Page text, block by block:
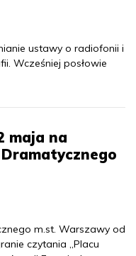
ustawy o radiofonii i
Wcześniej posłowie
maja na
m.st. Warszawy od
czytania „Placu